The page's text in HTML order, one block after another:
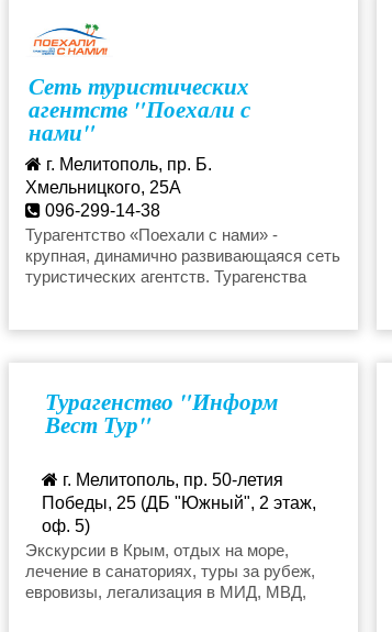
Сеть туристических
агентств "Поехали с
нами"
г. Мелитополь, пр. Б.
Хмельницкого, 25А
096-299-14-38
melitopol@poehalisnami.com
Турагентство «Поехали с нами» -
крупная, динамично развивающаяся сеть
туристических агентств. Турагенства
Турагенство "Информ
Вест Тур"
г. Мелитополь, пр. 50-летия
Победы, 25 (ДБ "Южный", 2 этаж,
оф. 5)
067-703-66-97
infovest@mail.ru
Экскурсии в Крым, отдых на море,
лечение в санаториях, туры за рубеж,
евровизы, легализация в МИД, МВД,